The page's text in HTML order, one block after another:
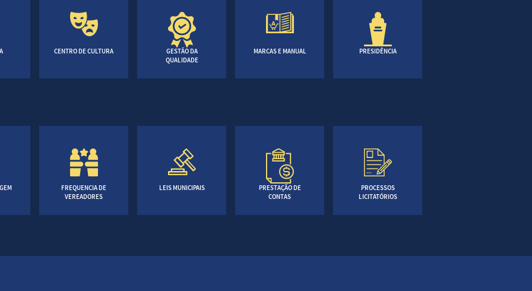
CENTRO DE CULTURA
GESTÃO DA
QUALIDADE
MARCAS E MANUAL PRESIDÊNCIA
FREQUENCIA DE
VEREADORES
LEIS MUNICIPAIS
PRESTAÇÃO DE
CONTAS
PROCESSOS
LICITATÓRIOS